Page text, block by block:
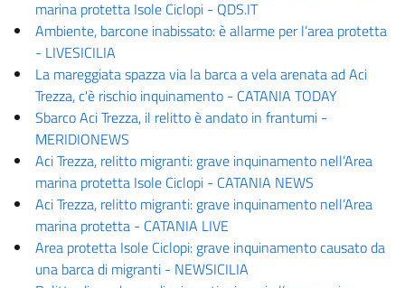
marina protetta Isole Ciclopi - QDS.IT
Ambiente, barcone inabissato: è allarme per l’area protetta
- LIVESICILIA
La mareggiata spazza via la barca a vela arenata ad Aci
Trezza, c'è rischio inquinamento - CATANIA TODAY
Sbarco Aci Trezza, il relitto è andato in frantumi -
MERIDIONEWS
Aci Trezza, relitto migranti: grave inquinamento nell’Area
marina protetta Isole Ciclopi - CATANIA NEWS
Aci Trezza, relitto migranti: grave inquinamento nell’Area
marina protetta - CATANIA LIVE
Area protetta Isole Ciclopi: grave inquinamento causato da
una barca di migranti - NEWSICILIA